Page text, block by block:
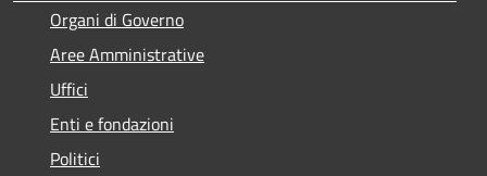
Organi di Governo
Aree Amministrative
Uffici
Enti e fondazioni
Politici